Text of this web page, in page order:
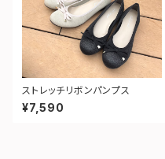
ストレッチリボンパンプス
¥7,590